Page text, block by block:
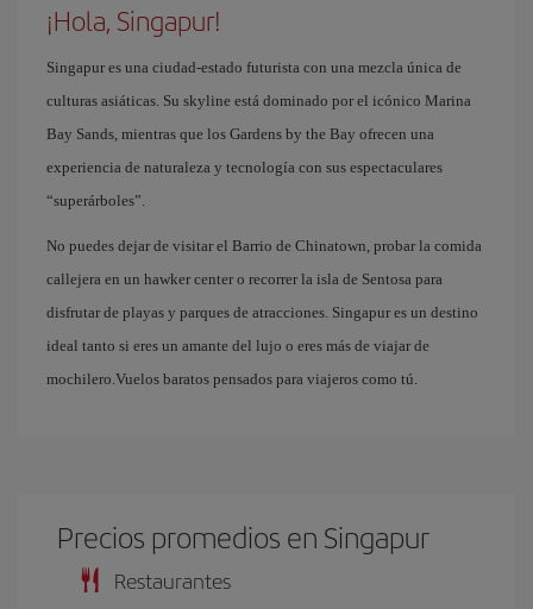
¡Hola, Singapur!
Singapur es una ciudad-estado futurista con una mezcla única de
culturas asiáticas. Su skyline está dominado por el icónico Marina
Bay Sands, mientras que los Gardens by the Bay ofrecen una
experiencia de naturaleza y tecnología con sus espectaculares
“superárboles”.
No puedes dejar de visitar el Barrio de Chinatown, probar la comida
callejera en un hawker center o recorrer la isla de Sentosa para
disfrutar de playas y parques de atracciones. Singapur es un destino
ideal tanto si eres un amante del lujo o eres más de viajar de
mochilero.Vuelos baratos pensados para viajeros como tú.
Precios promedios en Singapur
Restaurantes